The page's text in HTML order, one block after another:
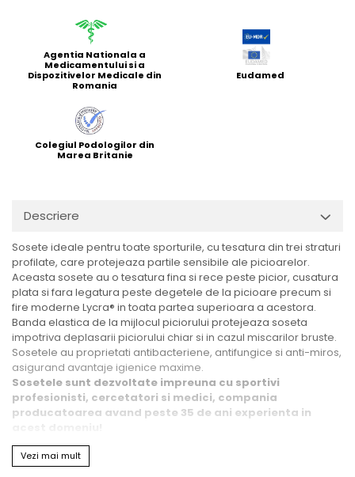
Agentia Nationala a
Medicamentului si a
Dispozitivelor Medicale din
Romania
Eudamed
Colegiul Podologilor din
Marea Britanie
Descriere
Sosete ideale pentru toate sporturile, cu tesatura din trei straturi
profilate, care protejeaza partile sensibile ale picioarelor.
Aceasta sosete au o tesatura fina si rece peste picior, cusatura
plata si fara legatura peste degetele de la picioare precum si
fire moderne Lycra® in toata partea superioara a acestora.
Banda elastica de la mijlocul piciorului protejeaza soseta
impotriva deplasarii piciorului chiar si in cazul miscarilor bruste.
Sosetele au proprietati antibacteriene, antifungice si anti-miros,
asigurand avantaje igienice maxime.
Sosetele sunt dezvoltate impreuna cu sportivi
profesionisti, cercetatori si medici, compania
producatoarea avand peste 35 de ani experienta in
Proprietati speciale:
- antibacterian si antifungic
Vezi mai mult